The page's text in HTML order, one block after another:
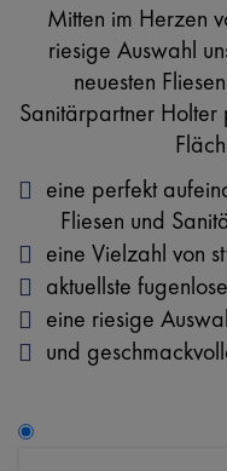
Mitten im Herzen
riesige Auswahl
neuesten
Sanitärpartner
eine perfekt
Fliesen und
eine Vielzahl von
aktuellste
eine riesige
und